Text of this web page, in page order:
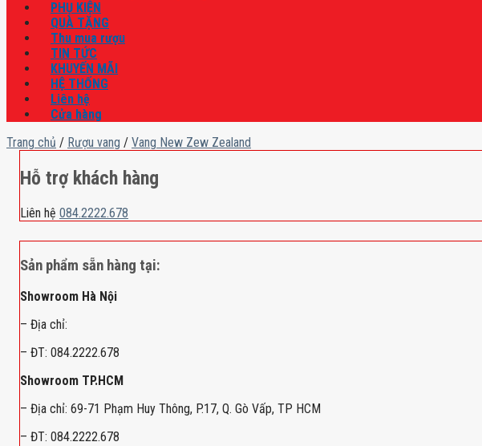
PHỤ KIỆN
QUÀ TẶNG
Thu mua rượu
TIN TỨC
KHUYẾN MÃI
HỆ THỐNG
Liên hệ
Cửa hàng
Trang chủ / Rượu vang / Vang New Zew Zealand
Hỗ trợ khách hàng
Liên hệ 084.2222.678
Sản phẩm sẵn hàng tại:
Showroom Hà Nội
– Địa chỉ:
– ĐT: 084.2222.678
Showroom TP.HCM
– Địa chỉ: 69-71 Phạm Huy Thông, P.17, Q. Gò Vấp, TP HCM
– ĐT: 084.2222.678